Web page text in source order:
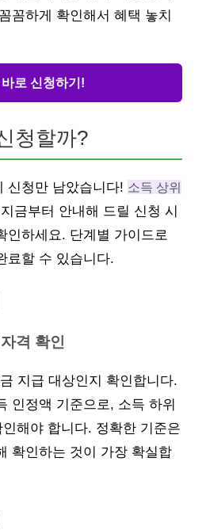
꼼하게 확인해서 혜택 놓치
로 신청하기!
청할까?
신청만 남았습니다! 소득 상위
금부터 안내해 드릴 신청 시
인하세요. 단계별 가이드로
료할 수 있습니다.
격 확인
지급 대상인지 확인합니다.
인정액 기준으로, 소득 하위
해야 합니다. 정확한 기준은
확인하는 것이 가장 확실합